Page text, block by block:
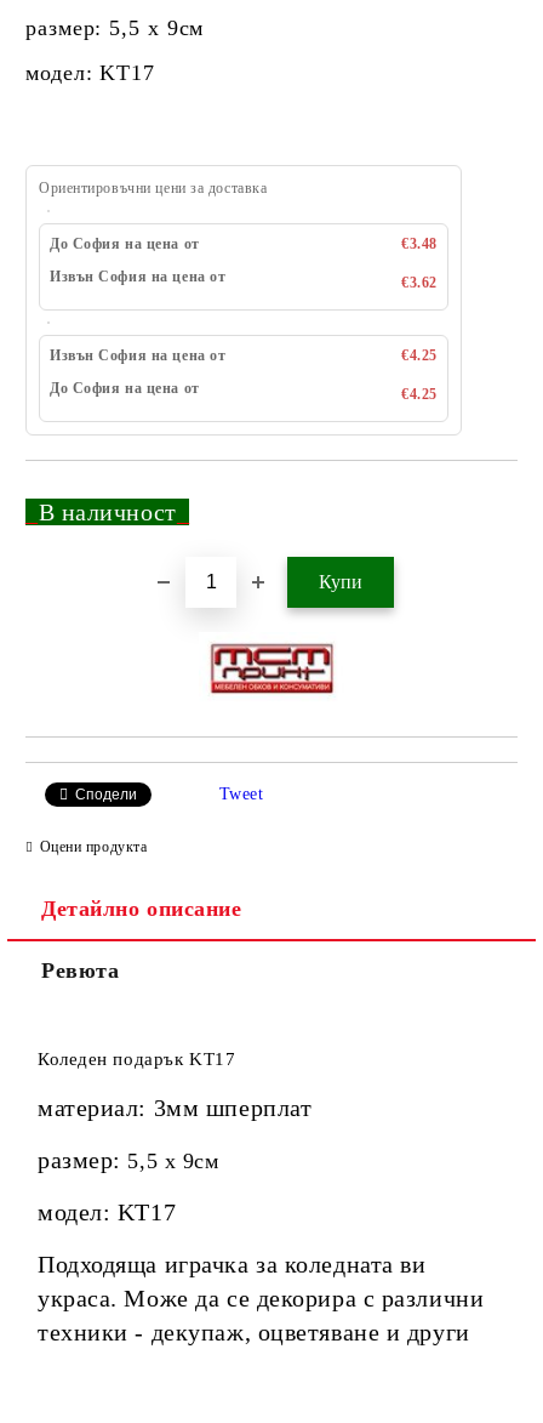
размер: 5,5 х 9см
модел: KT17
Ориентировъчни цени за доставка
До София на цена от
€3.48
Извън София на цена от
€3.62
Извън София на цена от
€4.25
До София на цена от
€4.25
В наличност
Сподели Tweet
Оцени продукта
Детайлно описание
Ревюта
Коледен подарък KT17
материал: 3мм шперплат
размер: 5,5 х 9см
модел: KT17
Подходяща играчка за коледната ви
украса. Може да се декорира с различни
техники - декупаж, оцветяване и други